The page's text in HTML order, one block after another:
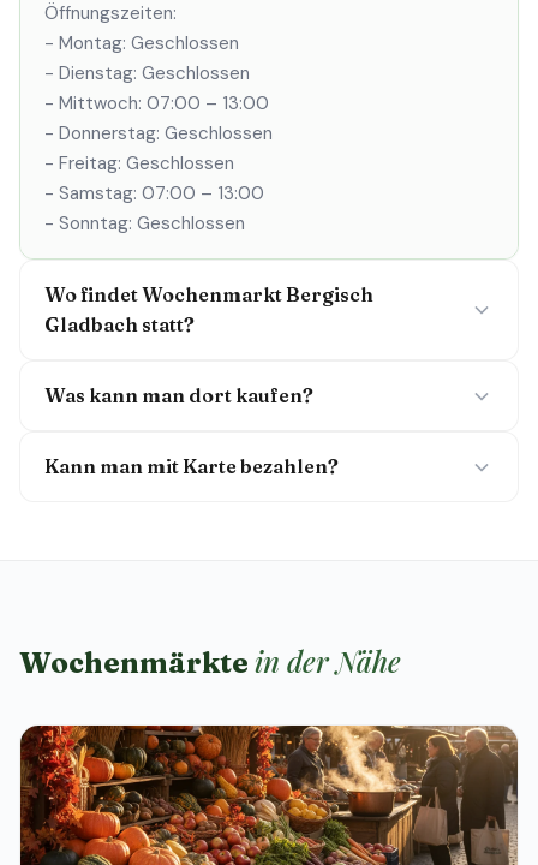
Öffnungszeiten:
- Montag: Geschlossen
- Dienstag: Geschlossen
- Mittwoch: 07:00 – 13:00
- Donnerstag: Geschlossen
- Freitag: Geschlossen
- Samstag: 07:00 – 13:00
- Sonntag: Geschlossen
Wo findet Wochenmarkt Bergisch
Gladbach statt?
Was kann man dort kaufen?
Kann man mit Karte bezahlen?
Wochenmärkte in der Nähe